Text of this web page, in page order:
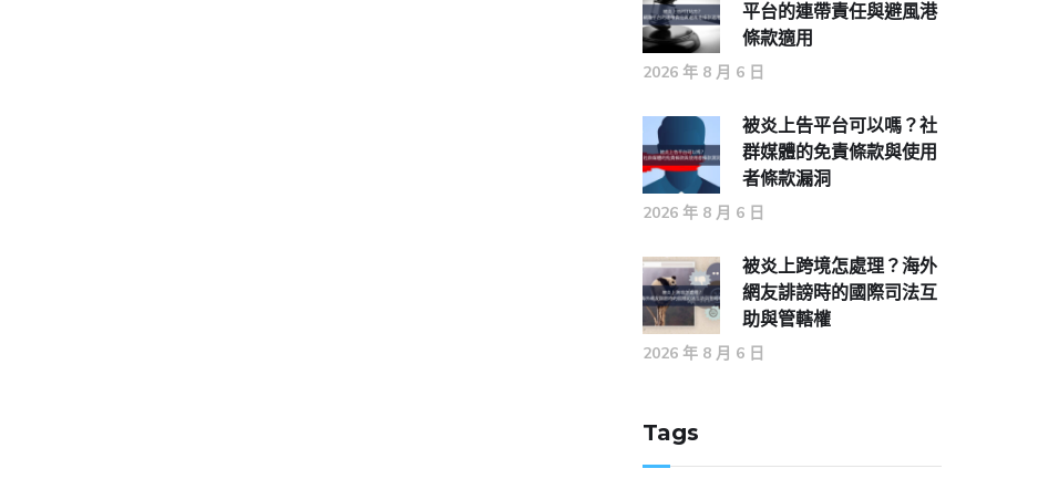
平台的連帶責任與避風港
條款適用
2026 年 8 月 6 日
被炎上告平台可以嗎？社
群媒體的免責條款與使用
者條款漏洞
2026 年 8 月 6 日
被炎上跨境怎處理？海外
網友誹謗時的國際司法互
助與管轄權
2026 年 8 月 6 日
Tags